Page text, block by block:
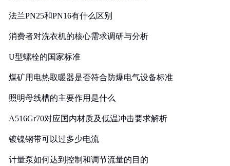
法兰PN25和PN16有什么区别
消费者对洗衣机的核心需求调研与分析
U型螺栓的国家标准
煤矿用电热取暖器是否符合防爆电气设备标准
照明母线槽的主要作用是什么
A516Gr70对应国内材质及低温冲击要求解析
镀镍钢带可以过多少电流
计量泵如何达到控制和调节流量的目的